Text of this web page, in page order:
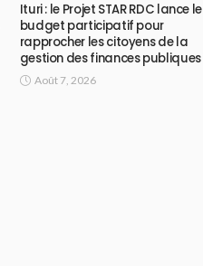
Ituri : le Projet STAR RDC lance le
budget participatif pour
rapprocher les citoyens de la
gestion des finances publiques
Août 7, 2026